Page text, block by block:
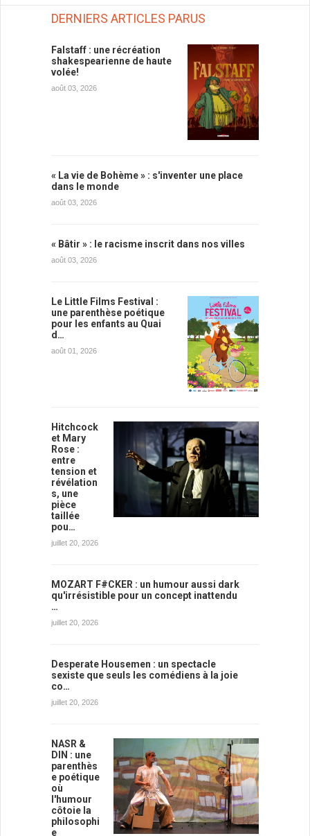
DERNIERS ARTICLES PARUS
Falstaff : une récréation
shakespearienne de haute
volée!
août 03, 2026
« La vie de Bohème » : s'inventer une place
dans le monde
août 03, 2026
« Bâtir » : le racisme inscrit dans nos villes
août 03, 2026
Le Little Films Festival :
une parenthèse poétique
pour les enfants au Quai
d…
août 01, 2026
Hitchcock
et Mary
Rose :
entre
tension et
révélation
s, une
pièce
taillée
pou…
juillet 20, 2026
MOZART F#CKER : un humour aussi dark
qu'irrésistible pour un concept inattendu
…
juillet 20, 2026
Desperate Housemen : un spectacle
sexiste que seuls les comédiens à la joie
co…
juillet 20, 2026
NASR &
DIN : une
parenthès
e poétique
où
l'humour
côtoie la
philosophi
e